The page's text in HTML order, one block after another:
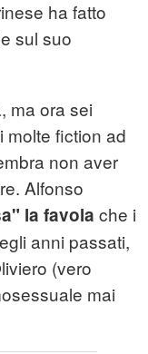
ha fatto
sul suo
ma ora sei
molte fiction ad
non aver
Alfonso
la favola che i
anni passati,
(vero
mai